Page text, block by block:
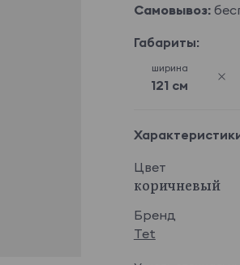
Самовывоз:
Габариты:
ширина
121 см
Цвет
коричневый
Бренд
Tet